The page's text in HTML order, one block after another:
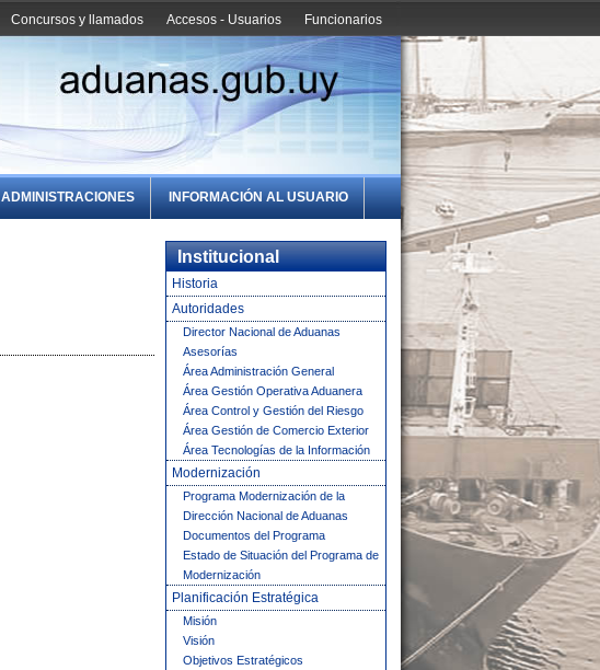
Funcionarios
Accesos - Usuarios
Concursos y llamados
ADMINISTRACIONES INFORMACIÓN AL USUARIO
Institucional
Historia
Autoridades
Director Nacional de Aduanas
Asesorías
Área Administración General
Área Gestión Operativa Aduanera
Área Control y Gestión del Riesgo
Área Gestión de Comercio Exterior
Área Tecnologías de la Información
Modernización
Programa Modernización de la
Dirección Nacional de Aduanas
Documentos del Programa
Estado de Situación del Programa de
Modernización
Planificación Estratégica
Misión
Visión
Objetivos Estratégicos